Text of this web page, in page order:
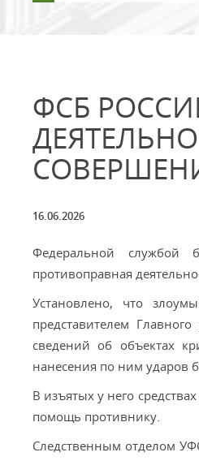
ФСБ
16.06.2026
Федеральной службой
противоправная
Установлено, что
представителем
сведений об объектах
нанесения по ним ударов
В изъятых у него
помощь противнику.
Следственным отделом